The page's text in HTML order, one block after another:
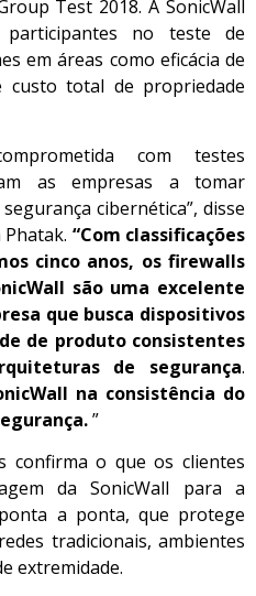
Test 2018. A SonicWall
no teste de
em áreas como eficácia de
custo total de propriedade
com testes
as empresas a tomar
cibernética”, disse
Phatak. “Com classificações
cinco anos, os firewalls
são uma excelente
que busca dispositivos
de produto consistentes
de segurança.
na consistência do
”
confirma o que os clientes
da SonicWall para a
a ponta, que protege
tradicionais, ambientes
extremidade.